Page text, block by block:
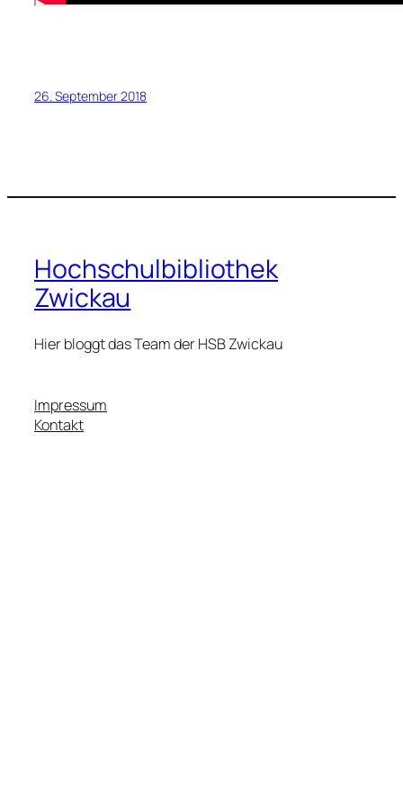
26. September 2018
Hochschulbibliothek
Zwickau
Hier bloggt das Team der HSB Zwickau
Impressum
Kontakt